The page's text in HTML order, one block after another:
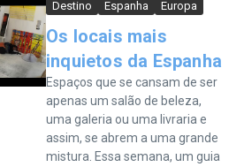
Destino Espanha Europa
Os locais mais
inquietos da Espanha
Espaços que se cansam de ser
apenas um salão de beleza,
uma galeria ou uma livraria e
assim, se abrem a uma grande
mistura. Essa semana, um guia